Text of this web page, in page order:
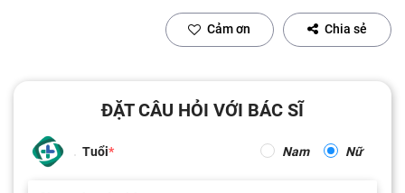
Cảm ơn Chia sẻ
ĐẶT CÂU HỎI VỚI BÁC SĨ
Tuổi Nam Nữ